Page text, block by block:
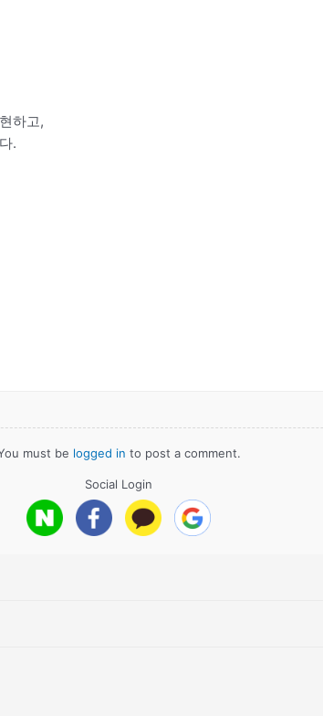
하고,
.
must be logged in to post a comment.
Social Login